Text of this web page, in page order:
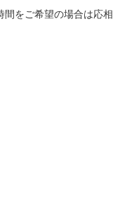
をご希望の場合は応相